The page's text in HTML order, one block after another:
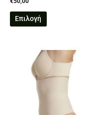
Επιλογή
Αυτό
το
προϊόν
πολλαπλές
παραλλαγές.